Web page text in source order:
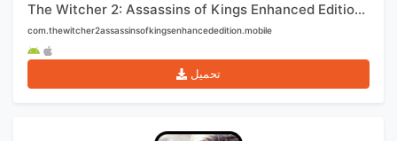
The Witcher 2: Assassins of Kings Enhanced Edition الجوال
com.thewitcher2assassinsofkingsenhancededition.mobile
تحميل